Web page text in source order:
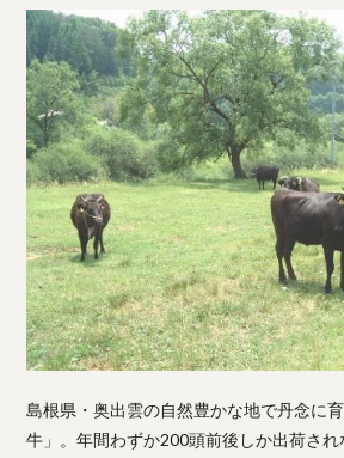
島根県・奥出雲の自然豊かな地で丹念に
牛」。年間わずか200頭前後しか出荷さ